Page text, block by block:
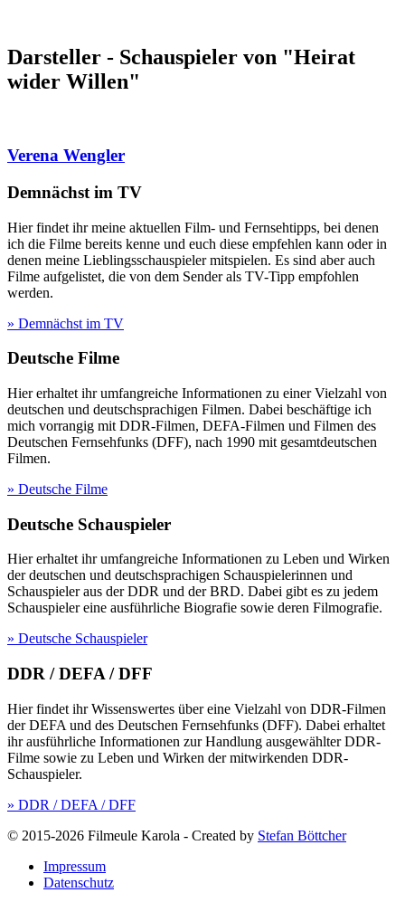
Darsteller - Schauspieler von "Heirat
wider Willen"
Verena Wengler
Demnächst im TV
Hier findet ihr meine aktuellen Film- und Fernsehtipps, bei denen
ich die Filme bereits kenne und euch diese empfehlen kann oder in
denen meine Lieblingsschauspieler mitspielen. Es sind aber auch
Filme aufgelistet, die von dem Sender als TV-Tipp empfohlen
werden.
» Demnächst im TV
Deutsche Filme
Hier erhaltet ihr umfangreiche Informationen zu einer Vielzahl von
deutschen und deutschsprachigen Filmen. Dabei beschäftige ich
mich vorrangig mit DDR-Filmen, DEFA-Filmen und Filmen des
Deutschen Fernsehfunks (DFF), nach 1990 mit gesamtdeutschen
Filmen.
» Deutsche Filme
Deutsche Schauspieler
Hier erhaltet ihr umfangreiche Informationen zu Leben und Wirken
der deutschen und deutschsprachigen Schauspielerinnen und
Schauspieler aus der DDR und der BRD. Dabei gibt es zu jedem
Schauspieler eine ausführliche Biografie sowie deren Filmografie.
» Deutsche Schauspieler
DDR / DEFA / DFF
Hier findet ihr Wissenswertes über eine Vielzahl von DDR-Filmen
der DEFA und des Deutschen Fernsehfunks (DFF). Dabei erhaltet
ihr ausführliche Informationen zur Handlung ausgewählter DDR-
Filme sowie zu Leben und Wirken der mitwirkenden DDR-
Schauspieler.
» DDR / DEFA / DFF
© 2015-2026 Filmeule Karola - Created by Stefan Böttcher
Impressum
Datenschutz